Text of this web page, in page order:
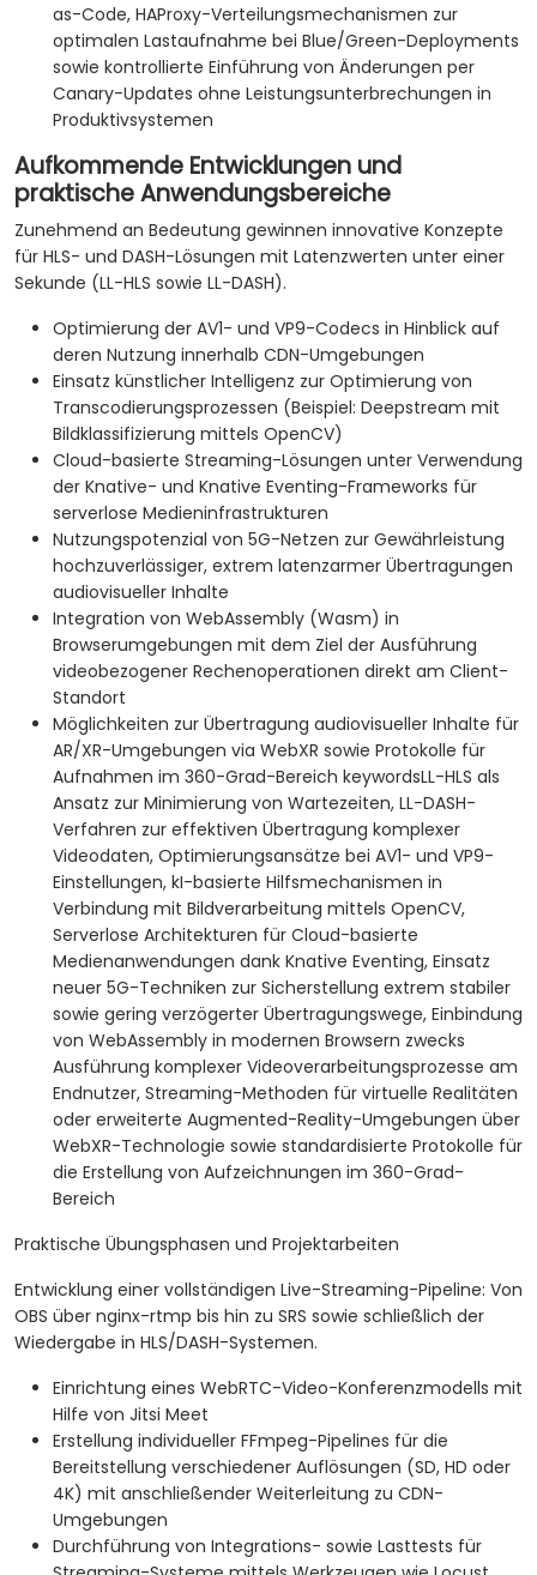
as-Code, HAProxy-Verteilungsmechanismen zur
optimalen Lastaufnahme bei Blue/Green-Deployments
sowie kontrollierte Einführung von Änderungen per
Canary-Updates ohne Leistungsunterbrechungen in
Produktivsystemen
Aufkommende Entwicklungen und
praktische Anwendungsbereiche
Zunehmend an Bedeutung gewinnen innovative Konzepte
für HLS- und DASH-Lösungen mit Latenzwerten unter einer
Sekunde (LL-HLS sowie LL-DASH).
Optimierung der AV1- und VP9-Codecs in Hinblick auf
deren Nutzung innerhalb CDN-Umgebungen
Einsatz künstlicher Intelligenz zur Optimierung von
Transcodierungsprozessen (Beispiel: Deepstream mit
Bildklassifizierung mittels OpenCV)
Cloud-basierte Streaming-Lösungen unter Verwendung
der Knative- und Knative Eventing-Frameworks für
serverlose Medieninfrastrukturen
Nutzungspotenzial von 5G-Netzen zur Gewährleistung
hochzuverlässiger, extrem latenzarmer Übertragungen
audiovisueller Inhalte
Integration von WebAssembly (Wasm) in
Browserumgebungen mit dem Ziel der Ausführung
videobezogener Rechenoperationen direkt am Client-
Standort
Möglichkeiten zur Übertragung audiovisueller Inhalte für
AR/XR-Umgebungen via WebXR sowie Protokolle für
Aufnahmen im 360-Grad-Bereich keywordsLL-HLS als
Ansatz zur Minimierung von Wartezeiten, LL-DASH-
Verfahren zur effektiven Übertragung komplexer
Videodaten, Optimierungsansätze bei AV1- und VP9-
Einstellungen, kI-basierte Hilfsmechanismen in
Verbindung mit Bildverarbeitung mittels OpenCV,
Serverlose Architekturen für Cloud-basierte
Medienanwendungen dank Knative Eventing, Einsatz
neuer 5G-Techniken zur Sicherstellung extrem stabiler
sowie gering verzögerter Übertragungswege, Einbindung
von WebAssembly in modernen Browsern zwecks
Ausführung komplexer Videoverarbeitungsprozesse am
Endnutzer, Streaming-Methoden für virtuelle Realitäten
oder erweiterte Augmented-Reality-Umgebungen über
WebXR-Technologie sowie standardisierte Protokolle für
die Erstellung von Aufzeichnungen im 360-Grad-
Bereich
Praktische Übungsphasen und Projektarbeiten
Entwicklung einer vollständigen Live-Streaming-Pipeline: Von
OBS über nginx-rtmp bis hin zu SRS sowie schließlich der
Wiedergabe in HLS/DASH-Systemen.
Einrichtung eines WebRTC-Video-Konferenzmodells mit
Hilfe von Jitsi Meet
Erstellung individueller FFmpeg-Pipelines für die
Bereitstellung verschiedener Auflösungen (SD, HD oder
4K) mit anschließender Weiterleitung zu CDN-
Umgebungen
Durchführung von Integrations- sowie Lasttests für